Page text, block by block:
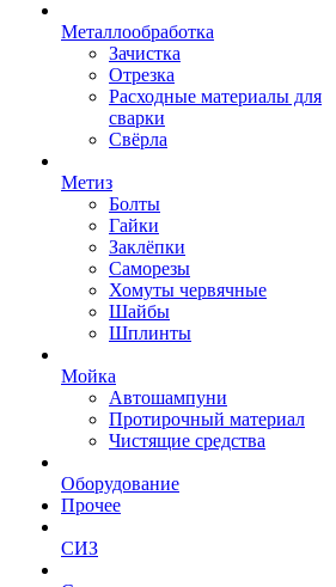
Металлообработка
Зачистка
Отрезка
Расходные материалы для
сварки
Свёрла
Метиз
Болты
Гайки
Заклёпки
Саморезы
Хомуты червячные
Шайбы
Шплинты
Мойка
Автошампуни
Протирочный материал
Чистящие средства
Оборудование
Прочее
СИЗ